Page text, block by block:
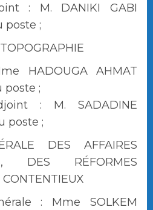
: M. DANIKI GABI
poste ;
HADOUGA AHMAT
poste ;
: M. SADADINE
poste ;
DES AFFAIRES
DES RÉFORMES
: Mme SOLKEM